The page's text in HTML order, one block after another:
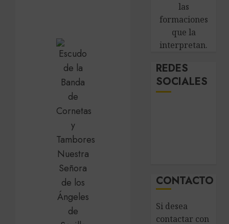
las
formaciones
que la
interpretan.
REDES
SOCIALES
CONTACTO
Si desea
contactar con